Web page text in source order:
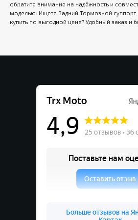
обратите внимание на надёжность и
моделью. Ищете Задний Тормозной суппорт
купить по выгодной цене? Удобный заказ и